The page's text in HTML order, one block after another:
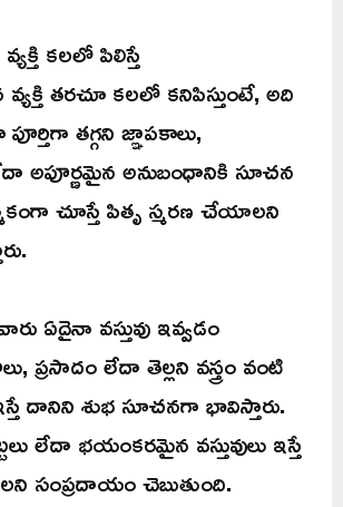
కలలో పిలిస్తే
తరచూ కలలో కనిపిస్తుంటే, అది
తగ్గని జ్ఞాపకాలు,
అపూర్ణమైన అనుబంధానికి సూచన
చూస్తే పితృ స్మరణ చేయాలని
ఏదైనా వస్తువు ఇవ్వడం
ప్రసాదం లేదా తెల్లని వస్త్రం వంటి
దానిని శుభ సూచనగా భావిస్తారు.
లేదా భయంకరమైన వస్తువులు ఇస్తే
సంప్రదాయం చెబుతుంది.